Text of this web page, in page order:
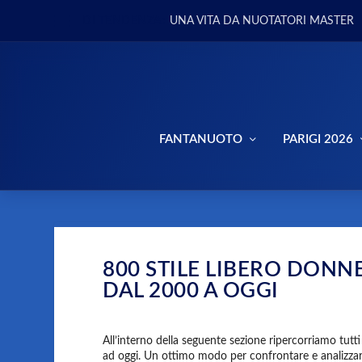
UNA VITA DA NUOTATORI MASTER
FANTANUOTO PARIGI 2026
800 STILE LIBERO
DAL 2000 A OGGI
All’interno della seguente sezione ripercorriamo
ad oggi. Un ottimo modo per confrontare e